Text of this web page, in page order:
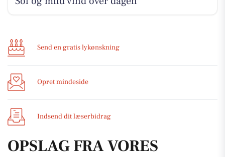
Send en gratis lykønskning
Opret mindeside
Indsend dit læserbidrag
OPSLAG FRA VORES